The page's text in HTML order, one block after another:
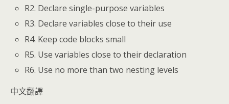
R2. Declare single-purpose variables
R3. Declare variables close to their use
R4. Keep code blocks small
R5. Use variables close to their declaration
R6. Use no more than two nesting levels
中文翻譯